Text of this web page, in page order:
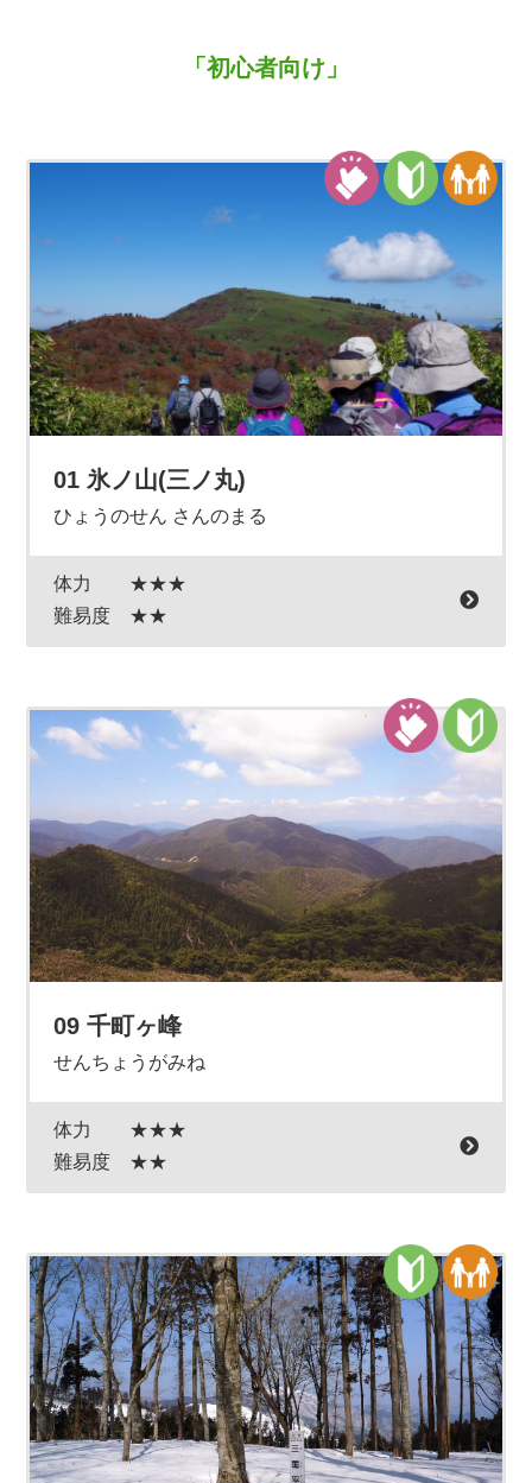
「初心者向け」
01 氷ノ山(三ノ丸)
ひょうのせん さんのまる
体力
★★★
難易度
★★
09 千町ヶ峰
せんちょうがみね
体力
★★★
難易度
★★